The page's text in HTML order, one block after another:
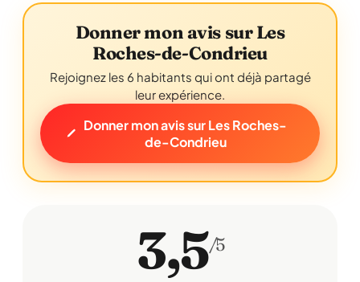
Donner mon avis sur Les
Roches-de-Condrieu
Rejoignez les 6 habitants qui ont déjà partagé
leur expérience.
Donner mon avis sur Les Roches-
de-Condrieu
3,5/5